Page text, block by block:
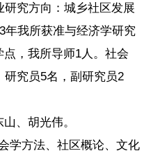
研究方向：城乡社区发展
年我所获准与经济学研究
，我所导师1人。社会
究员5名，副研究员2
、胡光伟。
方法、社区概论、文化